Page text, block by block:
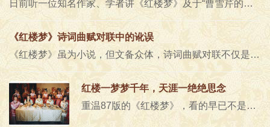
日前听一位知名作家、学者讲《红楼梦》及于“曹雪芹的诗学观”，在谈到林黛玉给香菱讲诗说“平声对仄声，虚的对实的，实的对..
《红楼梦》诗词曲赋对联中的讹误
《红楼梦》虽为小说，但文备众体，诗词曲赋对联不仅是其重要组成部分，更是其最精华的部分。正如脂批所言，“雪芹撰此书，中亦..
红楼一梦梦千年，天涯一绝绝思念
重温87版的《红楼梦》，看的早已不是那些剧情，听的早已不是那些曲调，而是那个时候看《红楼梦》的自己。《红楼梦》引子87版《红..